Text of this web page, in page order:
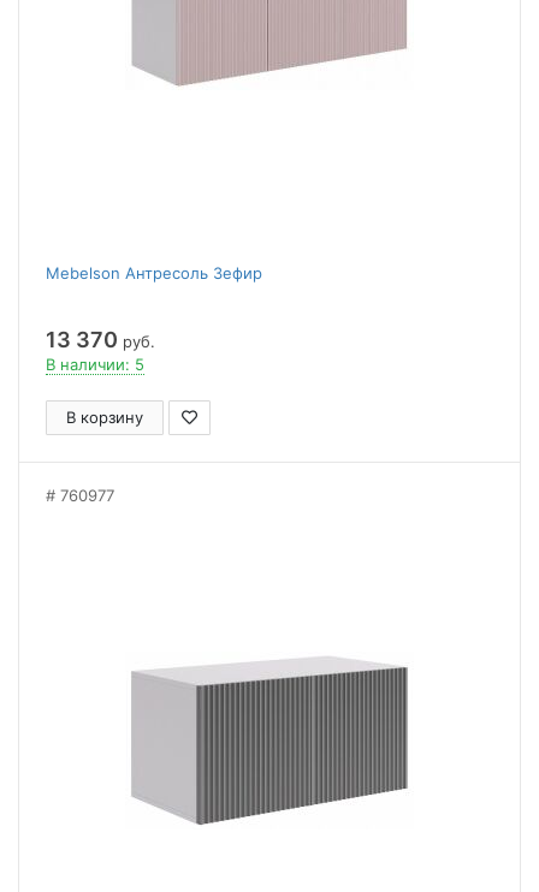
Mebelson Антресоль Зефир
13 370 руб.
В наличии: 5
В корзину
760977